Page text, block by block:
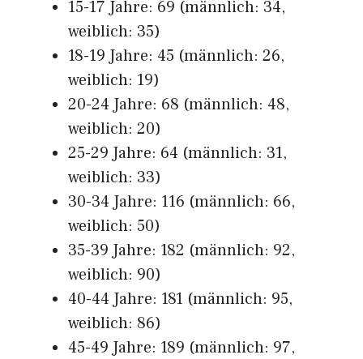
15-17 Jahre: 69 (männlich: 34,
weiblich: 35)
18-19 Jahre: 45 (männlich: 26,
weiblich: 19)
20-24 Jahre: 68 (männlich: 48,
weiblich: 20)
25-29 Jahre: 64 (männlich: 31,
weiblich: 33)
30-34 Jahre: 116 (männlich: 66,
weiblich: 50)
35-39 Jahre: 182 (männlich: 92,
weiblich: 90)
40-44 Jahre: 181 (männlich: 95,
weiblich: 86)
45-49 Jahre: 189 (männlich: 97,